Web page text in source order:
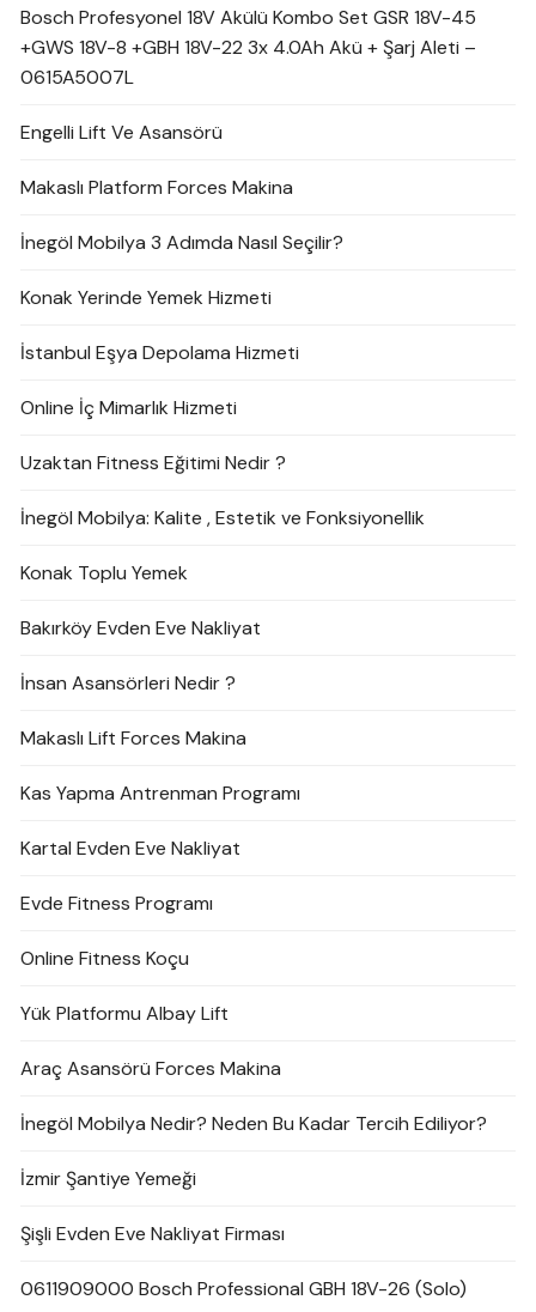
Bosch Profesyonel 18V Akülü Kombo Set GSR 18V-45
+GWS 18V-8 +GBH 18V-22 3x 4.0Ah Akü + Şarj Aleti –
0615A5007L
Engelli Lift Ve Asansörü
Makaslı Platform Forces Makina
İnegöl Mobilya 3 Adımda Nasıl Seçilir?
Konak Yerinde Yemek Hizmeti
İstanbul Eşya Depolama Hizmeti
Online İç Mimarlık Hizmeti
Uzaktan Fitness Eğitimi Nedir ?
İnegöl Mobilya: Kalite , Estetik ve Fonksiyonellik
Konak Toplu Yemek
Bakırköy Evden Eve Nakliyat
İnsan Asansörleri Nedir ?
Makaslı Lift Forces Makina
Kas Yapma Antrenman Programı
Kartal Evden Eve Nakliyat
Evde Fitness Programı
Online Fitness Koçu
Yük Platformu Albay Lift
Araç Asansörü Forces Makina
İnegöl Mobilya Nedir? Neden Bu Kadar Tercih Ediliyor?
İzmir Şantiye Yemeği
Şişli Evden Eve Nakliyat Firması
0611909000 Bosch Professional GBH 18V-26 (Solo)